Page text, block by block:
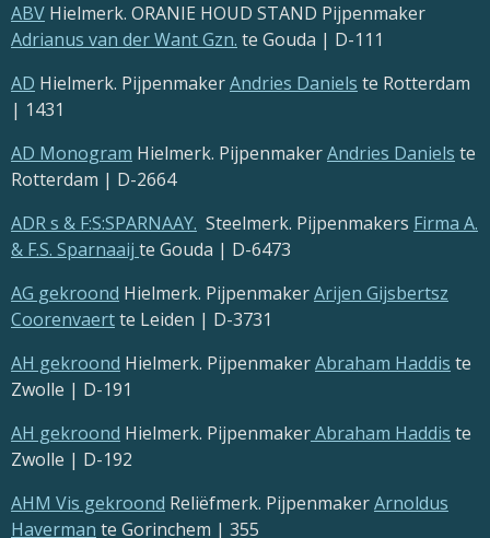
ABV Hielmerk. ORANIE HOUD STAND Pijpenmaker
Adrianus van der Want Gzn. te Gouda | D-111
AD Hielmerk. PijpenmakerAndries Daniels te Rotterdam
| 1431
AD Monogram Hielmerk. PijpenmakerAndries Daniels te
Rotterdam | D-2664
ADRs & F:S:SPARNAAY. Steelmerk. Pijpenmakers Firma A.
& F.S. Sparnaaij te Gouda | D-6473
AG gekroond Hielmerk. PijpenmakerArijen Gijsbertsz
Coorenvaertte Leiden | D-3731
AH gekroond Hielmerk. PijpenmakerAbraham Haddis te
Zwolle | D-191
AH gekroond Hielmerk. PijpenmakerAbraham Haddis te
Zwolle | D-192
AHM Vis gekroond Reliëfmerk. PijpenmakerArnoldus
Haverman te Gorinchem | 355